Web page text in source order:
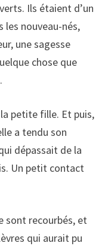
Ils étaient d’un
les nouveau-nés,
une sagesse
chose que
petite fille. Et puis,
a tendu son
dépassait de la
Un petit contact
sont recourbés, et
qui aurait pu